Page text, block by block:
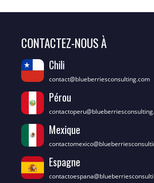
CONTACTEZ-NOUS À
Chili
contact@blueberriesconsulting.com
Pérou
Mexique
Espagne